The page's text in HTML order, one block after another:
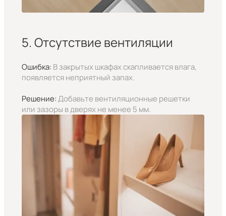
5. Отсутствие вентиляции
Ошибка: В закрытых шкафах скапливается влага,
появляется неприятный запах.
Решение:Добавьте вентиляционные решетки
или зазоры в дверях не менее 5 мм.